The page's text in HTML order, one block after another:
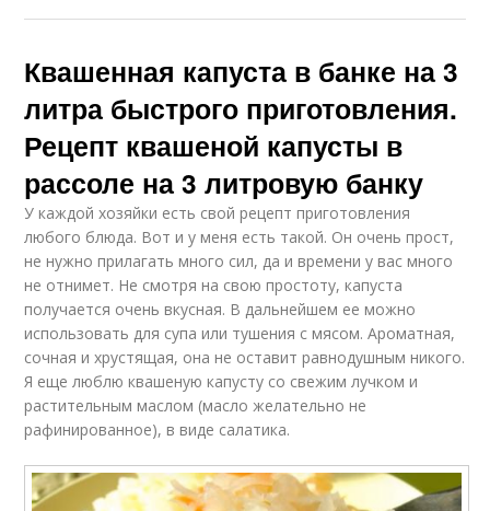
Квашенная капуста в банке на 3
литра быстрого приготовления.
Рецепт квашеной капусты в
рассоле на 3 литровую банку
У каждой хозяйки есть свой рецепт приготовления
любого блюда. Вот и у меня есть такой. Он очень прост,
не нужно прилагать много сил, да и времени у вас много
не отнимет. Не смотря на свою простоту, капуста
получается очень вкусная. В дальнейшем ее можно
использовать для супа или тушения с мясом. Ароматная,
сочная и хрустящая, она не оставит равнодушным никого.
Я еще люблю квашеную капусту со свежим лучком и
растительным маслом (масло желательно не
рафинированное), в виде салатика.